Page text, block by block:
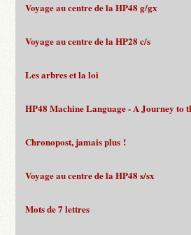
Voyage au centre de la HP48 g/gx
Voyage au centre de la HP28 c/s
Les arbres et la loi
HP48 Machine Language - A Journey to
Chronopost, jamais plus !
Voyage au centre de la HP48 s/sx
Mots de 7 lettres